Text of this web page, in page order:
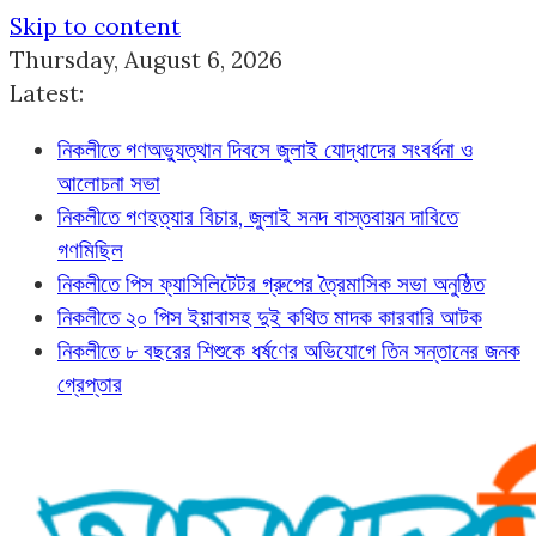
Skip to content
Thursday, August 6, 2026
Latest:
নিকলীতে গণঅভ্যুত্থান দিবসে জুলাই যোদ্ধাদের সংবর্ধনা ও
আলোচনা সভা
নিকলীতে গণহত্যার বিচার, জুলাই সনদ বাস্তবায়ন দাবিতে
গণমিছিল
নিকলীতে পিস ফ্যাসিলিটেটর গ্রুপের ত্রৈমাসিক সভা অনুষ্ঠিত
নিকলীতে ২০ পিস ইয়াবাসহ দুই কথিত মাদক কারবারি আটক
নিকলীতে ৮ বছরের শিশুকে ধর্ষণের অভিযোগে তিন সন্তানের জনক
গ্রেপ্তার